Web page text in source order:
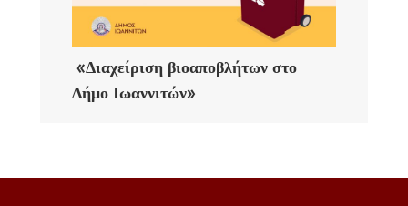
«Διαχείριση βιοαποβλήτων στο
Δήμο Ιωαννιτών»